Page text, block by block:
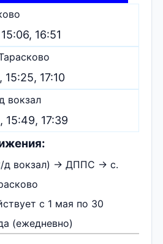
16:51
17:10
вокзал
15:49, 17:39
д вокзал) → ДППС → с.
с 1 мая по 30
(ежедневно)